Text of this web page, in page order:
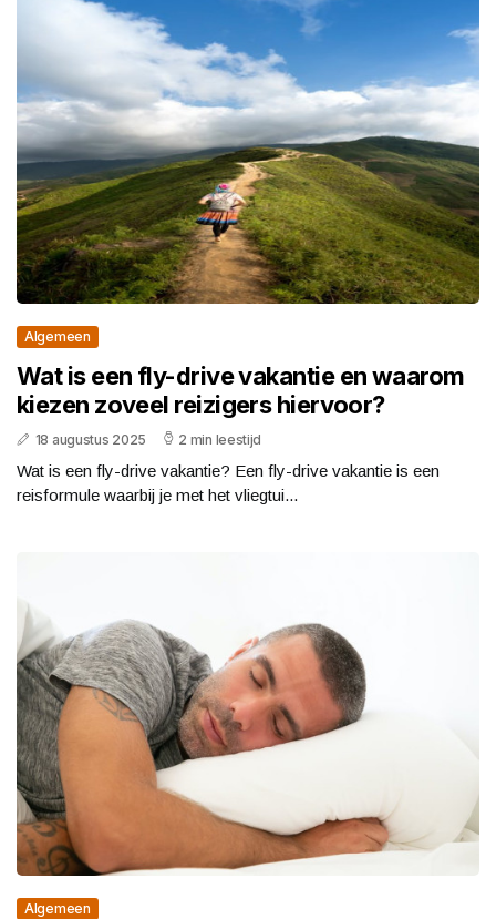
Algemeen
Wat is een fly-drive vakantie en waarom
kiezen zoveel reizigers hiervoor?
18 augustus 2025 2 min leestijd
Wat is een fly-drive vakantie? Een fly-drive vakantie is een
reisformule waarbij je met het vliegtui...
Algemeen